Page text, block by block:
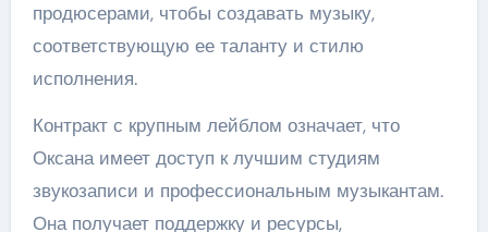
продюсерами, чтобы создавать музыку,
соответствующую ее таланту и стилю
исполнения.
Контракт с крупным лейблом означает, что
Оксана имеет доступ к лучшим студиям
звукозаписи и профессиональным музыкантам.
Она получает поддержку и ресурсы,